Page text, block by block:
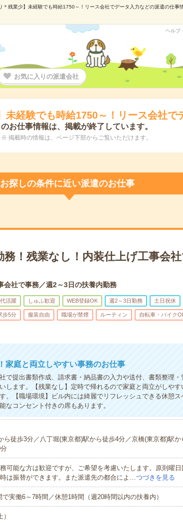
＊残業少】未経験でも時給1750～！リース会社でデータ入力などの派遣の仕事
ヘルプ
お気に入りの派遣会社
未経験でも時給1750～！リース会社で
のお仕事情報は、掲載が終了しています。
※ 掲載時の情報は、ページ下部からご覧いただけます。
お探しの条件に近い派遣のお仕事
務！残業なし！内装仕上げ工事会
社で事務／週2～3日の扶養内勤務
活躍 しゅふ歓迎 WEB登録OK 週2～3日勤務 土日祝休
歩5分 服装自由 職場が禁煙 ルーティン 自転車・バイク
家庭と両立しやすい事務のお仕事
で提出書類作成、請求書・納品書の入力や送付、書類整理・
します。【残業なし】定時で帰れるので家庭と両立がしやす
。【職場環境】ビル内には綺麗でリフレッシュできる休憩ス
なコンセント付きの席もあります。
ら徒歩3分／八丁堀(東京都)駅から徒歩4分／京橋(東京都)駅か
可能な方は歓迎ですが、ご希望を考慮いたします。原則曜
は振替ができます。また派遣先の都合によ…つづきを見る
実働6～7時間／休憩1時間（週20時間以内の扶養内）